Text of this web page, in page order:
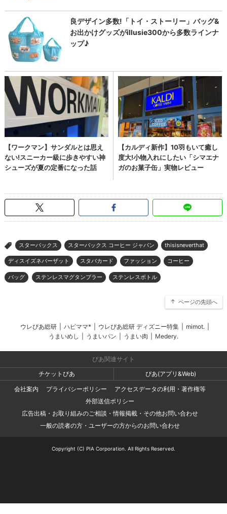
> スターバックス スターバックス コーヒー ジャパン thisisneverthat
ディスイズネバーザット スタバカード ファッション コーヒー
バッグ ステンレスマグタンブラー ステンレスボトル
ページの先頭へ
ウレぴあ総研 ハピママ* ウレぴあ総研 ディズニー特集 mimot.
うまいめし
うまいパン うまい肉 Medery.
ぴあ関連サイト
チケットぴあ
ぴあ(アプリ&Web)
会社案内
プライバシーポリシー
アクセスデータの利用・著作権等
外部送信ポリシー
広告出稿・お取り組みのご相談・情報掲載・その他お問い合わせ
一般の読者の方・ユーザーの方からのお問い合わせ
Copyright (C) PIA Corporation. All Rights Reserved.